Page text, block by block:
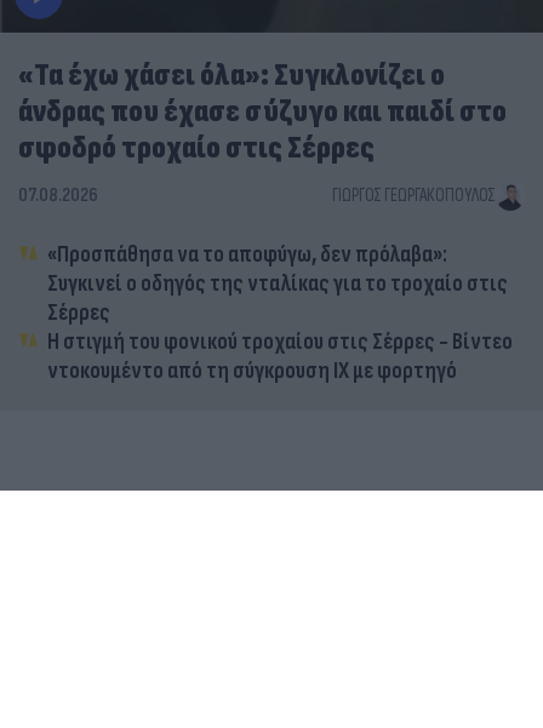
«Τα έχω χάσει όλα»: Συγκλονίζει ο
άνδρας που έχασε σύζυγο και παιδί στο
σφοδρό τροχαίο στις Σέρρες
07.08.2026 ΓΙΏΡΓΟΣ ΓΕΩΡΓΑΚΌΠΟΥΛΟΣ
«Προσπάθησα να το αποφύγω, δεν πρόλαβα»:
Συγκινεί ο οδηγός της νταλίκας για το τροχαίο στις
Σέρρες
Η στιγμή του φονικού τροχαίου στις Σέρρες - Βίντεο
ντοκουμέντο από τη σύγκρουση ΙΧ με φορτηγό